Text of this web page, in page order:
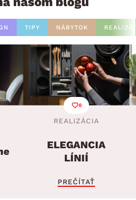
TIPY NÁBYTOK
0
REALIZÁCIA
ELEGANCIA
LÍNIÍ
PREČÍTAŤ